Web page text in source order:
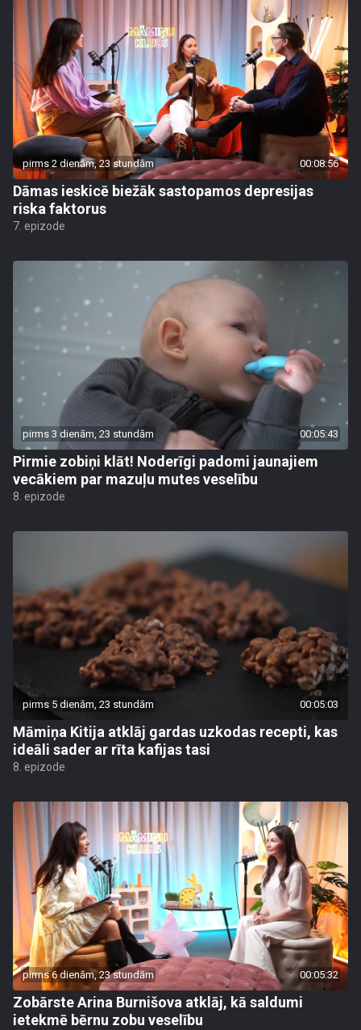
pirms 2 dienām, 23 stundām 00:08:56
Dāmas ieskicē biežāk sastopamos depresijas
riska faktorus
7. epizode
pirms 3 dienām, 23 stundām 00:05:43
Pirmie zobiņi klāt! Noderīgi padomi jaunajiem
vecākiem par mazuļu mutes veselību
8. epizode
pirms 5 dienām, 23 stundām 00:05:03
Māmiņa Kitija atklāj gardas uzkodas recepti, kas
ideāli sader ar rīta kafijas tasi
8. epizode
pirms 6 dienām, 23 stundām 00:05:32
Zobārste Arina Burnišova atklāj, kā saldumi
ietekmē bērnu zobu veselību